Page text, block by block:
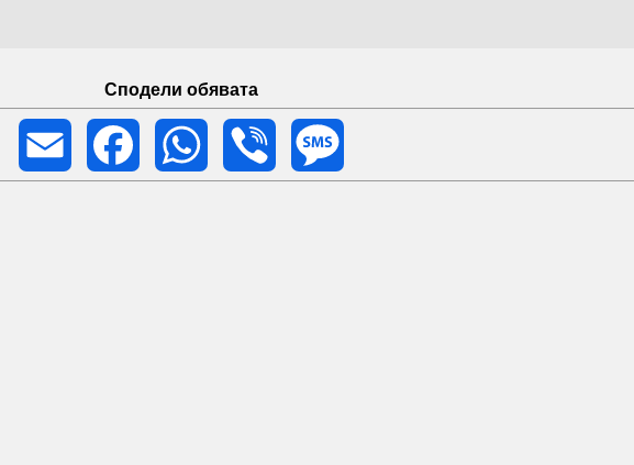
Сподели обявата
Email
Facebook WhatsApp Viber